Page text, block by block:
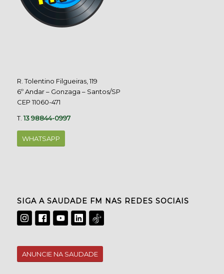
R. Tolentino Filgueiras, 119
6º Andar – Gonzaga – Santos/SP
CEP 11060-471
T.13 98844-0997
WHATSAPP
SIGA A SAUDADE FM NAS REDES SOCIAIS
ANUNCIE NA SAUDADE